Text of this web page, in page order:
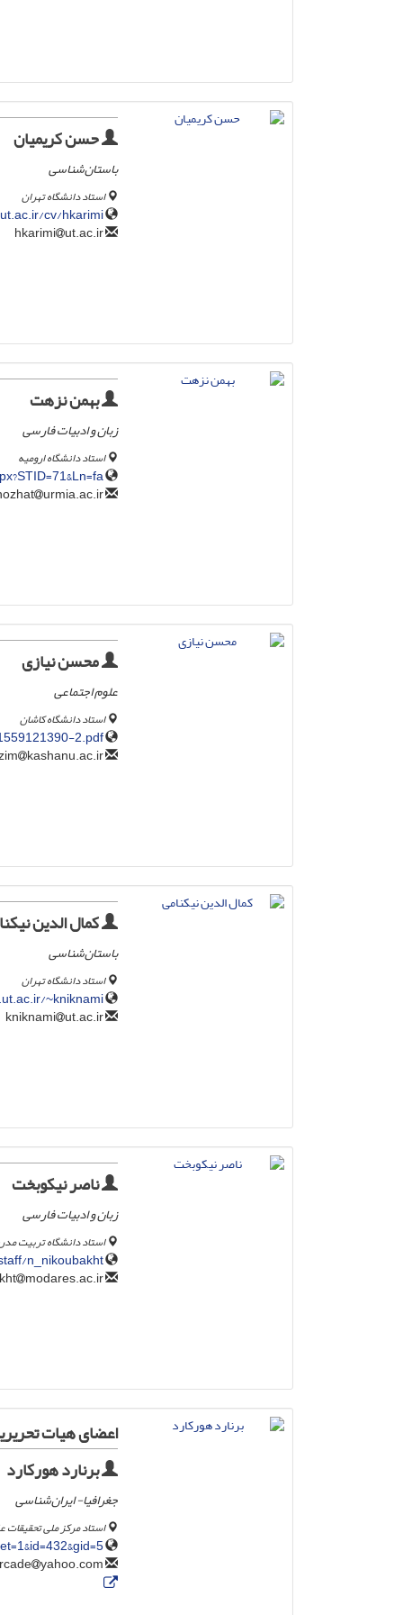
حسن کریمیان
باستان‌شناسی
استاد دانشگاه تهران
cv/hkarimi/
ut.ac.ir
بهمن نزهت
زبان و ادبیات فارسی
استاد دانشگاه ارومیه
urmia.ac.ir
محسن نیازی
علوم اجتماعی
استاد دانشگاه کاشان
2.pdf
kashanu.ac.ir
کمال الدین
باستان‌شناسی
استاد دانشگاه تهران
~kniknami
ut.ac.ir
ناصر نیکوبخت
زبان و ادبیات فارسی
استاد دانشگاه تربیت
n_nikoubakht
modares.ac.ir
اعضای هیات
برنارد هورکارد
جغرافیا- ایران‌شناسی
استاد مرکز ملی تحقیقات
yahoo.com